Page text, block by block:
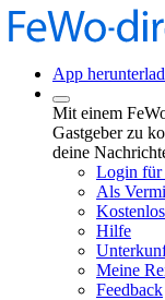
App
Mit einem
Gastgeber zu
deine
Login für
Als
Hilfe
Meine
Feedback